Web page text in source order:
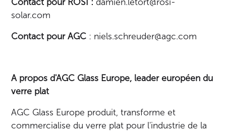
solar.com
Contact pour AGC : niels.schreuder@agc.com
A propos d'AGC Glass Europe, leader européen du
verre plat
AGC Glass Europe produit, transforme et
commercialise du verre plat pour l'industrie de la